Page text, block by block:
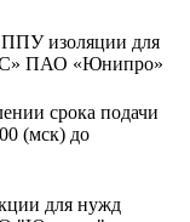
ППУ изоляции для
ПАО «Юнипро»
срока подачи
(мск) до
для нужд